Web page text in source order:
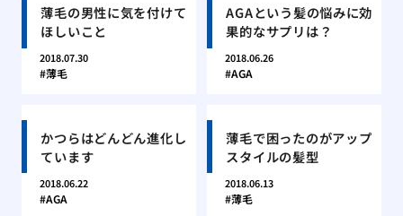
薄毛の男性に気を付けて
ほしいこと
2018.07.30
薄毛
AGAという髪の悩みに効
果的なサプリは？
2018.06.26
AGA
かつらはどんどん進化し
ています
2018.06.22
AGA
薄毛で困ったのがアップ
スタイルの髪型
2018.06.13
薄毛